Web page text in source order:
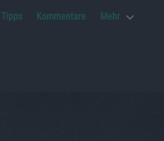
Tipps Kommentare Mehr